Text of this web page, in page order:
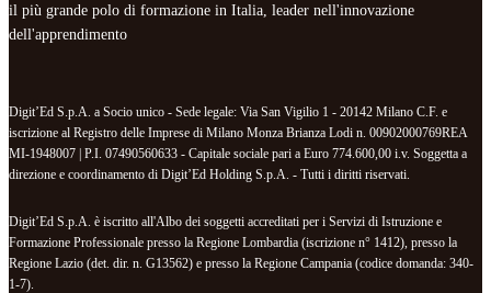
il più grande polo di formazione in Italia, leader nell'innovazione
dell'apprendimento
Digit’Ed S.p.A. a Socio unico - Sede legale: Via San Vigilio 1 - 20142 Milano C.F. e
iscrizione al Registro delle Imprese di Milano Monza Brianza Lodi n. 00902000769REA
MI-1948007 | P.I. 07490560633 - Capitale sociale pari a Euro 774.600,00 i.v. Soggetta a
direzione e coordinamento di Digit’Ed Holding S.p.A. - Tutti i diritti riservati.
Digit’Ed S.p.A. è iscritto all'Albo dei soggetti accreditati per i Servizi di Istruzione e
Formazione Professionale presso la Regione Lombardia (iscrizione n° 1412), presso la
Regione Lazio (det. dir. n. G13562) e presso la Regione Campania (codice domanda: 340-
1-7).